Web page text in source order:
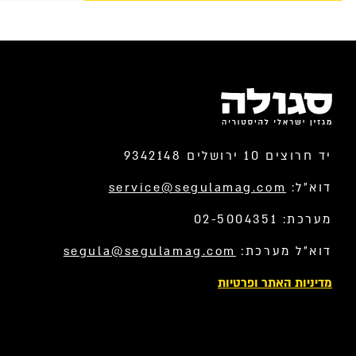
יד חרוצים 10 ירושלים 9342148
דוא”ל: service@segulamag.com
מערכת: 02-5004351
דוא”ל מערכת: segula@segulamag.com
מדיניות האתר ופרטיות